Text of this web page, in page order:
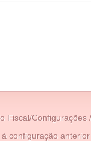
Fiscal/Configurações
configuração